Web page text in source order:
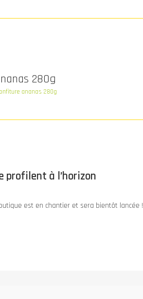
280g
ananas 280g
profilent à l’horizon
est en chantier et sera bientôt lancée !